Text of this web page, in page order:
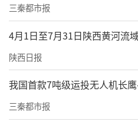
三秦都市报
4月1日至7月31日陕西黄河流
陕西日报
我国首款7吨级运投无人机长
三秦都市报